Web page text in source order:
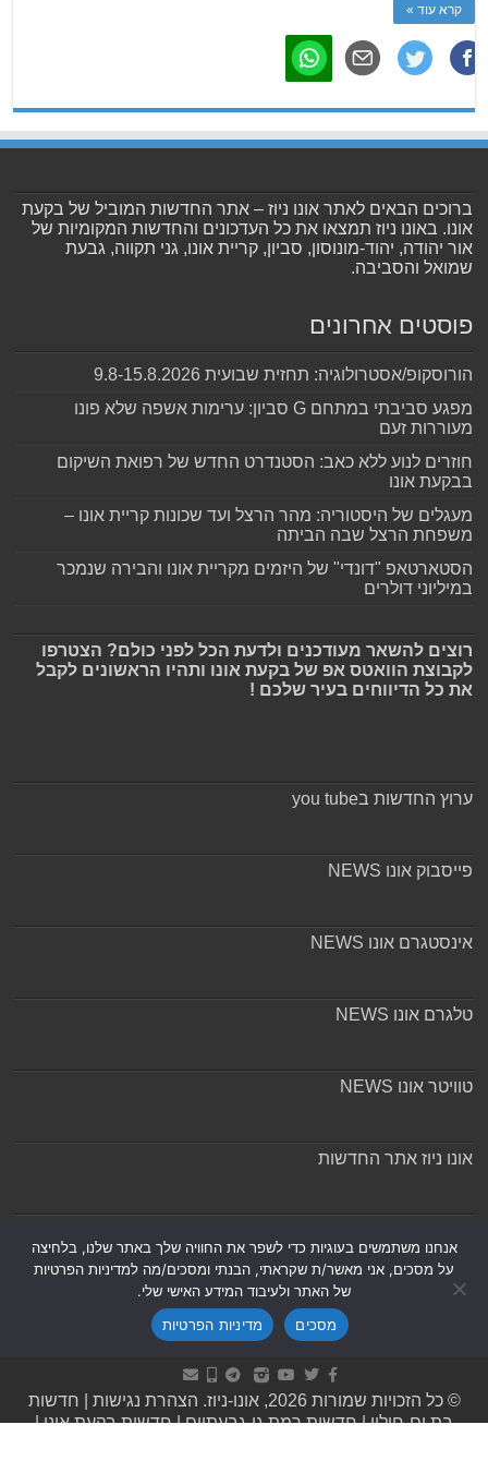
קרא עוד »
ברוכים הבאים לאתר אונו ניוז – אתר החדשות המוביל של בקעת
אונו. באונו ניוז תמצאו את כל העדכונים והחדשות המקומיות של
אור יהודה, יהוד-מונוסון, סביון, קריית אונו, גני תקווה, גבעת
שמואל והסביבה.
פוסטים אחרונים
הורוסקופ/אסטרולוגיה: תחזית שבועית 9.8-15.8.2026
מפגע סביבתי במתחם G סביון: ערימות אשפה שלא פונו
מעוררות זעם
חוזרים לנוע ללא כאב: הסטנדרט החדש של רפואת השיקום
בבקעת אונו
מעגלים של היסטוריה: מהר הרצל ועד שכונות קריית אונו –
משפחת הרצל שבה הביתה
הסטארטאפ "דונדי" של היזמים מקריית אונו והבירה שנמכר
במיליוני דולרים
רוצים להשאר מעודכנים ולדעת הכל לפני כולם? הצטרפו
לקבוצת הוואטס אפ של בקעת אונו ותהיו הראשונים לקבל
את כל הדיווחים בעיר שלכם !
ערוץ החדשות בyou tube
פייסבוק אונו NEWS
אינסטגרם אונו NEWS
טלגרם אונו NEWS
טוויטר אונו NEWS
אונו ניוז אתר החדשות
© כל הזכויות שמורות 2026, אונו-ניוז. הצהרת נגישות
חדשות
בת ים-חולון|חדשות רמת גן-גבעתיים|חדשות בקעת אונו|
אנחנו משתמשים בעוגיות כדי לשפר את החוויה שלך באתר שלנו, בלחיצה
על מסכים, אני מאשר/ת שקראתי, הבנתי ומסכים/מה למדיניות הפרטיות
של האתר ולעיבוד המידע האישי שלי.
מסכים
מדיניות הפרטיות